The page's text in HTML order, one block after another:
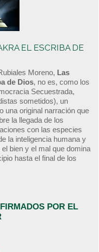
EL ESCRIBA DE
Moreno, Las
de Dios, no es, como los
Secuestrada,
sometidos), un
una original narración que
la llegada de los
con las especies
la inteligencia humana y
bien y el mal que domina
hasta el final de los
POR EL